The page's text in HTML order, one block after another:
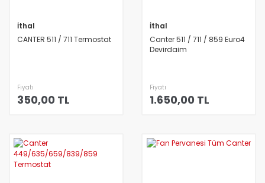
İthal
CANTER 511 / 711 Termostat
Fiyatı
350,00 TL
İthal
Canter 511 / 711 / 859 Euro4
Devirdaim
Fiyatı
1.650,00 TL